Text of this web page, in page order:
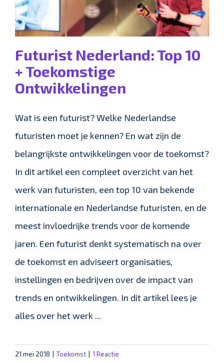
Futurist Nederland: Top 10
+ Toekomstige
Ontwikkelingen
Wat is een futurist? Welke Nederlandse
futuristen moet je kennen? En wat zijn de
belangrijkste ontwikkelingen voor de toekomst?
In dit artikel een compleet overzicht van het
werk van futuristen, een top 10 van bekende
internationale en Nederlandse futuristen, en de
meest invloedrijke trends voor de komende
jaren. Een futurist denkt systematisch na over
de toekomst en adviseert organisaties,
instellingen en bedrijven over de impact van
trends en ontwikkelingen. In dit artikel lees je
alles over het werk ...
21 mei 2018 Toekomst
1 Reactie